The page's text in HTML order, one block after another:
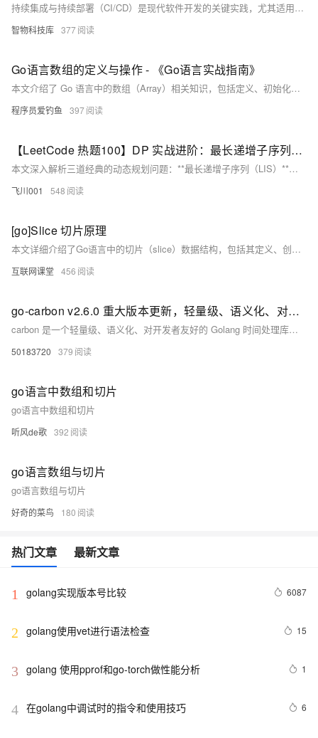
持续集成与持续部署（CI/CD）是现代软件开发的关键实践，尤其适用于Go语言项目。本文探讨了Go项目中常见的CI/CD问题，如测试覆盖不足、版本不一致和构建时间过长，并提供解决方案及GitHub Actions示例代码，帮助开发者优化流程，提升交付效率和质量。
智物科技库 377
Go语言数组的定义与操作 - 《Go语言实战指南》
本文介绍了 Go 语言中的数组（Array）相关知识，包括定义、初始化方式（默认、显式、指定索引及自动推导长度）、访问与修改、遍历方法（for 循环和 for range）、值类型特性（复制行为）、多维数组支持以及其与切片的区别。数组是定长且同类型的集合，适合性能敏感场景，但实际开发中更常用动态的切片（slice）。
程序员爱钓鱼 397
【LeetCode 热题100】DP 实战进阶：最长递增子序列、乘积最大子数组、分割等和子集（力扣300 / 152/ 416 ）（Go语言版）
本文深入解析三道经典的动态规划问题：**最长递增子序列（LIS）**、**乘积最大子数组** 和 **分割等和子集**。 - **300. LIS** 通过 `dp[i]` 表示以第 `i` 个元素结尾的最长递增子序列长度，支持 O(n²) 动态规划与 O(n log n) 的二分优化。 - **152. 乘积最大子数组** 利用正负数特性，同时维护最大值与最小值的状态转移方程。 - **416. 分割等和子集** 转化为 0-1 背包问题，通过布尔型 DP 实现子集和判断。 总结对比了三题的状态定义与解法技巧，并延伸至相关变种问题，助你掌握动态规划的核心思想与灵活应用！
飞川001 548
[go]Slice 切片原理
本文详细介绍了Go语言中的切片（slice）数据结构，包括其定义、创建方式、扩容机制及常见操作。切片是一种动态数组，依托底层数组实现，具有灵活的扩容和传递特性。文章解析了切片的内部结构（包含指向底层数组的指针、长度和容量），并探讨了通过`make`创建切片、基于数组生成切片以及切片扩容的规则。此外，还分析了`append`函数的工作原理及其可能引发的扩容问题，以及切片拷贝时需要注意的细节。最后，通过典型面试题深入讲解了切片在函数间传递时的行为特点，帮助读者更好地理解和使用Go语言中的切片。
互联网课堂 456
go-carbon v2.6.0 重大版本更新，轻量级、语义化、对开发者友好的 golang 时间处理库
carbon 是一个轻量级、语义化、对开发者友好的 Golang 时间处理库，提供了对时间穿越、时间差值、时间极值、时间判断、星座、星座、农历、儒略日 / 简化儒略日、波斯历 / 伊朗历的支持
50183720 379
go语言中数组和切片
go语言中数组和切片
听风de歌 392
go语言数组与切片
go语言数组与切片
好奇的菜鸟 180
热门文章 最新文章
1 golang实现版本号比较 6087
2 golang使用vet进行语法检查 15
3 golang 使用pprof和go-torch做性能分析 1
4 在golang中调试时的指令和使用技巧 6